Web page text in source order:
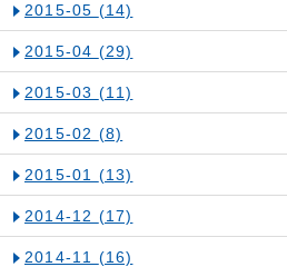
2015-05 (14)
2015-04 (29)
2015-03 (11)
2015-02 (8)
2015-01 (13)
2014-12 (17)
2014-11 (16)